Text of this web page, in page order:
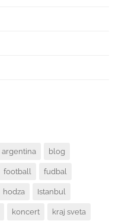
argentina blog
football fudbal
hodza Istanbul
koncert kraj sveta